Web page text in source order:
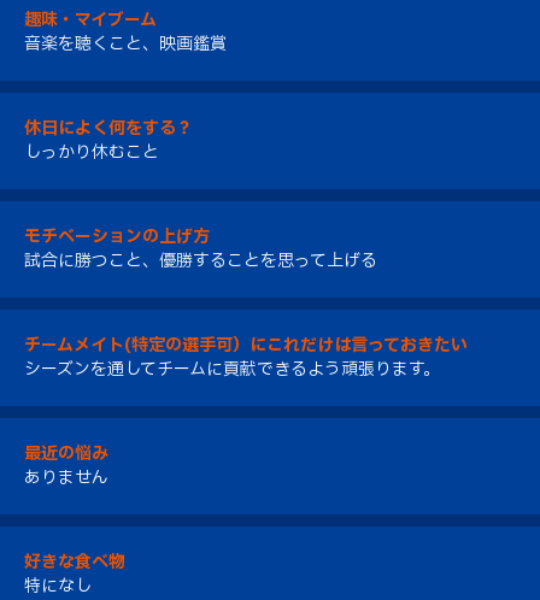
趣味・マイブーム
音楽を聴くこと、映画鑑賞
休日によく何をする？
しっかり休むこと
モチベーションの上げ方
試合に勝つこと、優勝することを思って上げる
チームメイト(特定の選手可）にこれだけは言っておきたい
シーズンを通してチームに貢献できるよう頑張ります。
最近の悩み
ありません
好きな食べ物
特になし